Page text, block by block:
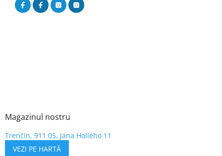
Magazinul nostru
Trenčín, 911 05, Jána Hollého 11
VEZI PE HARTĂ